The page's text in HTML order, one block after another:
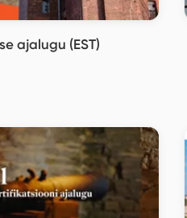
ajalugu (EST)